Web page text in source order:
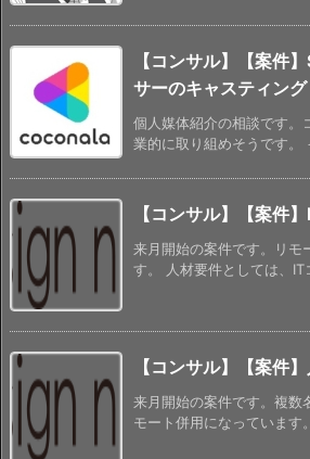
【コンサル】【案件
サーのキャスティング
個人媒体紹介の相談です。
業的に取り組めそうです。
【コンサル】【案件
来月開始の案件です。リモ
す。 人材要件としては、IT
【コンサル】【案件
来月開始の案件です。複数
モート併用になっています